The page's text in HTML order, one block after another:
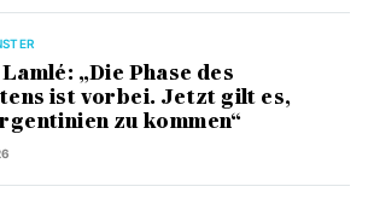
„Die Phase des
ist vorbei. Jetzt gilt es,
zu kommen“